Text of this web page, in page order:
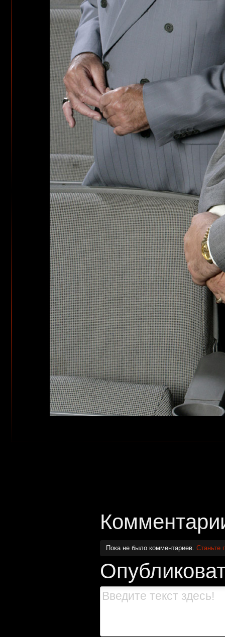
Пока не было комментариев. Станьте